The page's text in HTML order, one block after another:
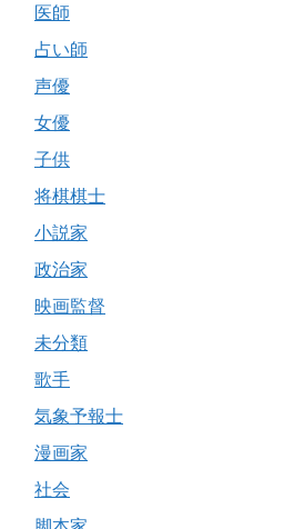
医師
占い師
声優
女優
子供
将棋棋士
小説家
政治家
映画監督
未分類
歌手
気象予報士
漫画家
社会